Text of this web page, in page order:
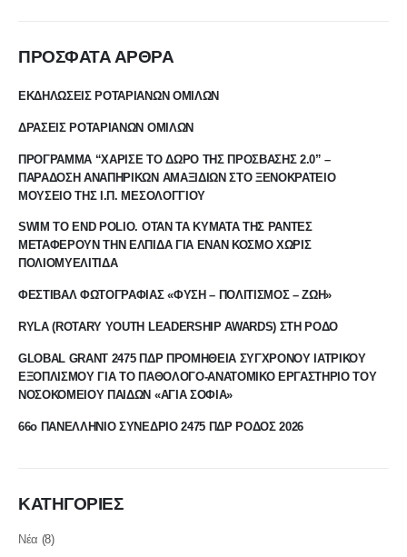
ΠΡΟΣΦΑΤΑ ΑΡΘΡΑ
ΕΚΔΗΛΩΣΕΙΣ ΡΟΤΑΡΙΑΝΩΝ ΟΜΙΛΩΝ
ΔΡΑΣΕΙΣ ΡΟΤΑΡΙΑΝΩΝ ΟΜΙΛΩΝ
ΠΡΟΓΡΑΜΜΑ “ΧΑΡΙΣΕ ΤΟ ΔΩΡΟ ΤΗΣ ΠΡΟΣΒΑΣΗΣ 2.0” –
ΠΑΡΑΔΟΣΗ ΑΝΑΠΗΡΙΚΩΝ ΑΜΑΞΙΔΙΩΝ ΣΤΟ ΞΕΝΟΚΡΑΤΕΙΟ
ΜΟΥΣΕΙΟ ΤΗΣ Ι.Π. ΜΕΣΟΛΟΓΓΙΟΥ
SWIM TO END POLIO. ΟΤΑΝ ΤΑ ΚΥΜΑΤΑ ΤΗΣ ΡΑΝΤΕΣ
ΜΕΤΑΦΕΡΟΥΝ ΤΗΝ ΕΛΠΙΔΑ ΓΙΑ ΕΝΑΝ ΚΟΣΜΟ ΧΩΡΙΣ
ΠΟΛΙΟΜΥΕΛΙΤΙΔΑ
ΦΕΣΤΙΒΑΛ ΦΩΤΟΓΡΑΦΙΑΣ «ΦΥΣΗ – ΠΟΛΙΤΙΣΜΟΣ – ΖΩΗ»
RYLA (ROTARY YOUTH LEADERSHIP AWARDS) ΣΤΗ ΡΟΔΟ
GLOBAL GRANT 2475 ΠΔΡ ΠΡΟΜΗΘΕΙΑ ΣΥΓΧΡΟΝΟΥ ΙΑΤΡΙΚΟΥ
ΕΞΟΠΛΙΣΜΟΥ ΓΙΑ ΤΟ ΠΑΘΟΛΟΓΟ-ΑΝΑΤΟΜΙΚΟ ΕΡΓΑΣΤΗΡΙΟ ΤΟΥ
ΝΟΣΟΚΟΜΕΙΟΥ ΠΑΙΔΩΝ «ΑΓΙΑ ΣΟΦΙΑ»
66ο ΠΑΝΕΛΛΗΝΙΟ ΣΥΝΕΔΡΙΟ 2475 ΠΔΡ ΡΟΔΟΣ 2026
ΚΑΤΗΓΟΡΙΕΣ
Νέα (8)